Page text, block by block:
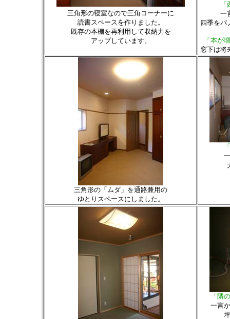
三角形の寝室なので三角コーナーに
読書スペースを作りました。
既存の本棚を再利用して収納力を
アップしています。
一
四季をパ
「本が
窓下は将
三角形の「ムダ」を通路兼用の
ゆとりスペースにしました。
「隣
一言